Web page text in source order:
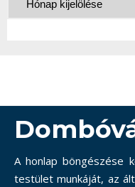
A honlap böngészése
testület munkáját, az